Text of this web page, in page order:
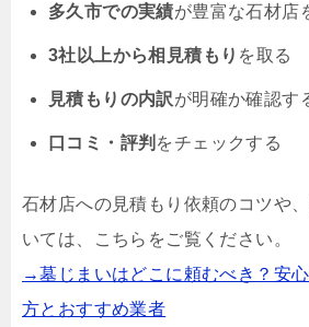
多久市での実績が豊富な石材店
3社以上から相見積もり を取る
見積もりの内訳が明確か確認す
口コミ・評判 をチェックする
石材店への見積もり依頼のコツや
いては、こちらをご覧ください。
→墓じまいはどこに頼むべき？安
方とおすすめ業者